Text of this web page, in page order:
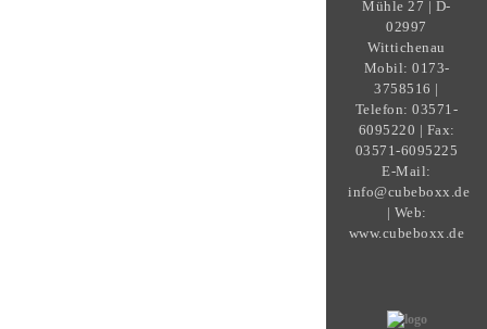
Mühle 27 | D-
02997
Wittichenau
Mobil: 0173-
3758516 |
Telefon: 03571-
6095220 | Fax:
03571-6095225
E-Mail:
info@cubeboxx.de
| Web:
www.cubeboxx.de